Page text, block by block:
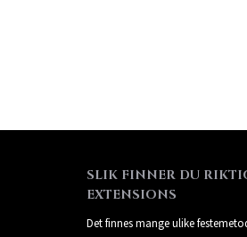
SLIK FINNER DU
EXTENSIONS
Det finnes mange ulike